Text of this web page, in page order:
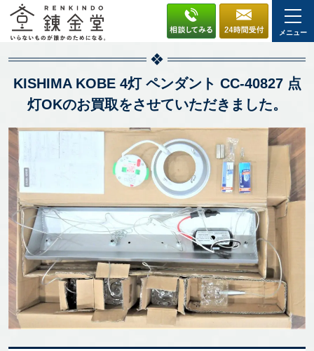
メニュー
KISHIMA KOBE 4灯 ペンダント CC-40827 点
灯OKのお買取をさせていただきました。